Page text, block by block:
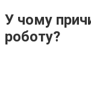
У чому
роботу?